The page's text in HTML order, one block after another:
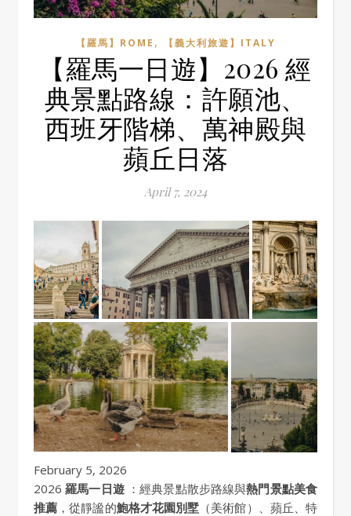
【羅馬】ROME , 【義大利旅遊】ITALY
【羅馬一日遊】2026 經
典景點路線：許願池、
西班牙階梯、萬神殿與
蘋丘日落
April 7, 2024
February 5, 2026
2026羅馬一日遊：經典景點散步路線與熱門景點美食
推薦 ，從靜謐的鮑格才花園別墅 （美術館）、蘋丘、特